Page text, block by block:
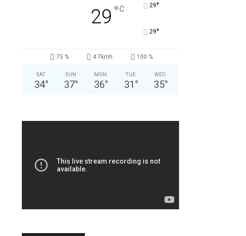
29 °C 29°
29°
75 % 4.7kmh 100 %
SAT
34°
SUN
37°
MON
36°
TUE
31 °
WED
35°